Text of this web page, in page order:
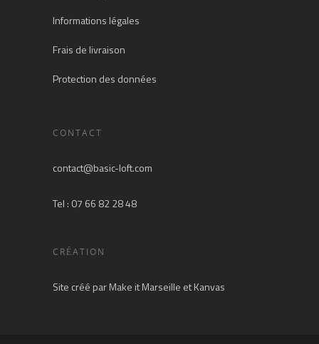
Informations légales
Frais de livraison
Protection des données
CONTACT
contact@basic-loft.com
Tel : 07 66 82 28 48
CRÉATION
Site créé parMake it Marseille etKanvas